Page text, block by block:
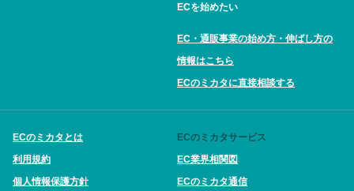
ECを始めたい
EC・通販事業の始め方・伸ばし方の
情報はこちら
ECのミカタに直接相談する
ECのミカタとは
利用規約
個人情報保護方針
ECのミカタサービス
EC業界相関図
ECのミカタ通信